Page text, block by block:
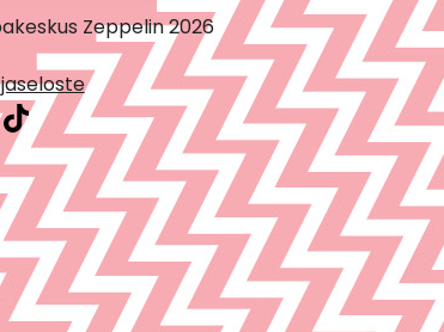
Zeppelin 2026